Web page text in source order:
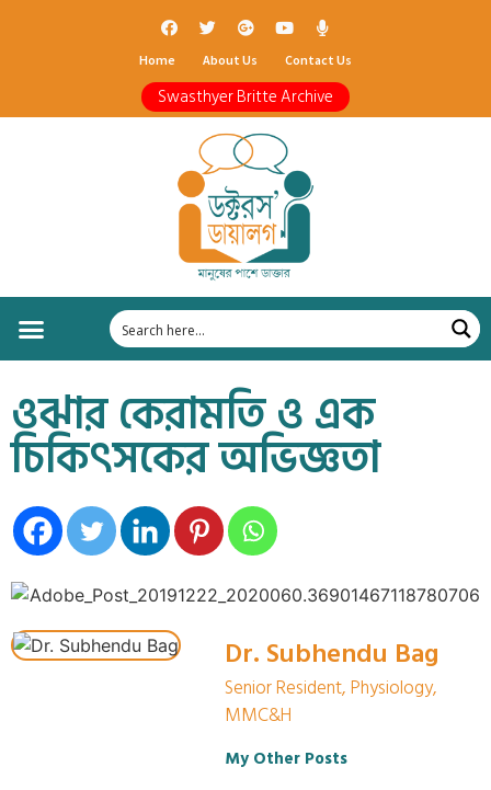
Home About Us Contact Us
Swasthyer Britte Archive
ওঝার কেরামতি ও এক
চিকিৎসকের অভিজ্ঞতা
Dr. Subhendu Bag
Senior Resident, Physiology,
MMC&H
My Other Posts